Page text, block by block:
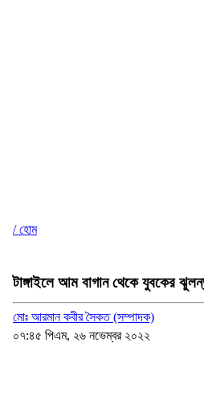
/ হোম
টাঙ্গাইলে আম বাগান থেকে যুবকের
মোঃ আরমান কবীর সৈকত (সম্পাদক)
০৭:৪৫ পিএম, ২৬ নভেম্বর ২০২২